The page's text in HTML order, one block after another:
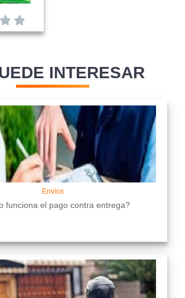
INTERESAR
Envíos
funciona el pago contra entrega?